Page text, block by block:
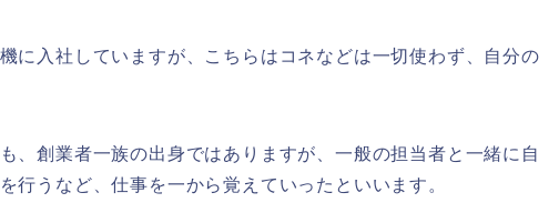
に入社していますが、こちらはコネなどは一切使わず、自分の
、創業者一族の出身ではありますが、一般の担当者と一緒に自
行うなど、仕事を一から覚えていったといいます。